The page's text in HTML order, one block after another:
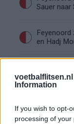
voetbalflitsen.nl
Information
If you wish to opt-
processing of
Sauer naar
Feyenoord
en Hadj
er nog op
keuze